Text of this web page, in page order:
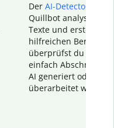
Der AI-Detector
Quillbot analysiert
Texte und erstellt
hilfreichen Bericht.
überprüfst du
einfach Abschnitte,
AI generiert oder
überarbeitet wurden.